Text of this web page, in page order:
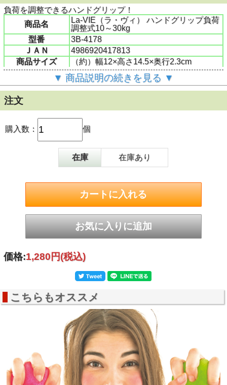
負荷を調整できるハンドグリップ！
商品名
La-VIE（ラ・ヴィ） ハンドグリップ負荷
調整式10～30kg
型番
3B-4178
ＪＡＮ
4986920417813
商品サイズ
（約）幅12×高さ14.5×奥行2.3cm
商品重量
（約）150g
カラー
ネイビー×グリーン
▼ 商品説明の続きを見る ▼
注文
購入数： 個
在庫 在庫あり
価格:1,280円(税込)
こちらもオススメ